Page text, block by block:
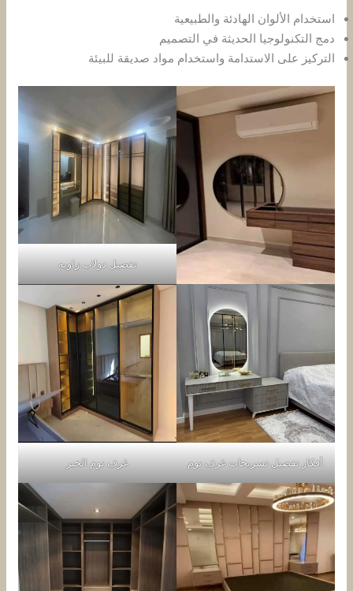
استخدام الألوان الهادئة والطبيعية
دمج التكنولوجيا الحديثة في التصميم
التركيز على الاستدامة واستخدام مواد صديقة للبيئة
تفصيل دولاب زاويه
أفكار تفصيل تسريحات غرف نوم غرف نوم الخبر